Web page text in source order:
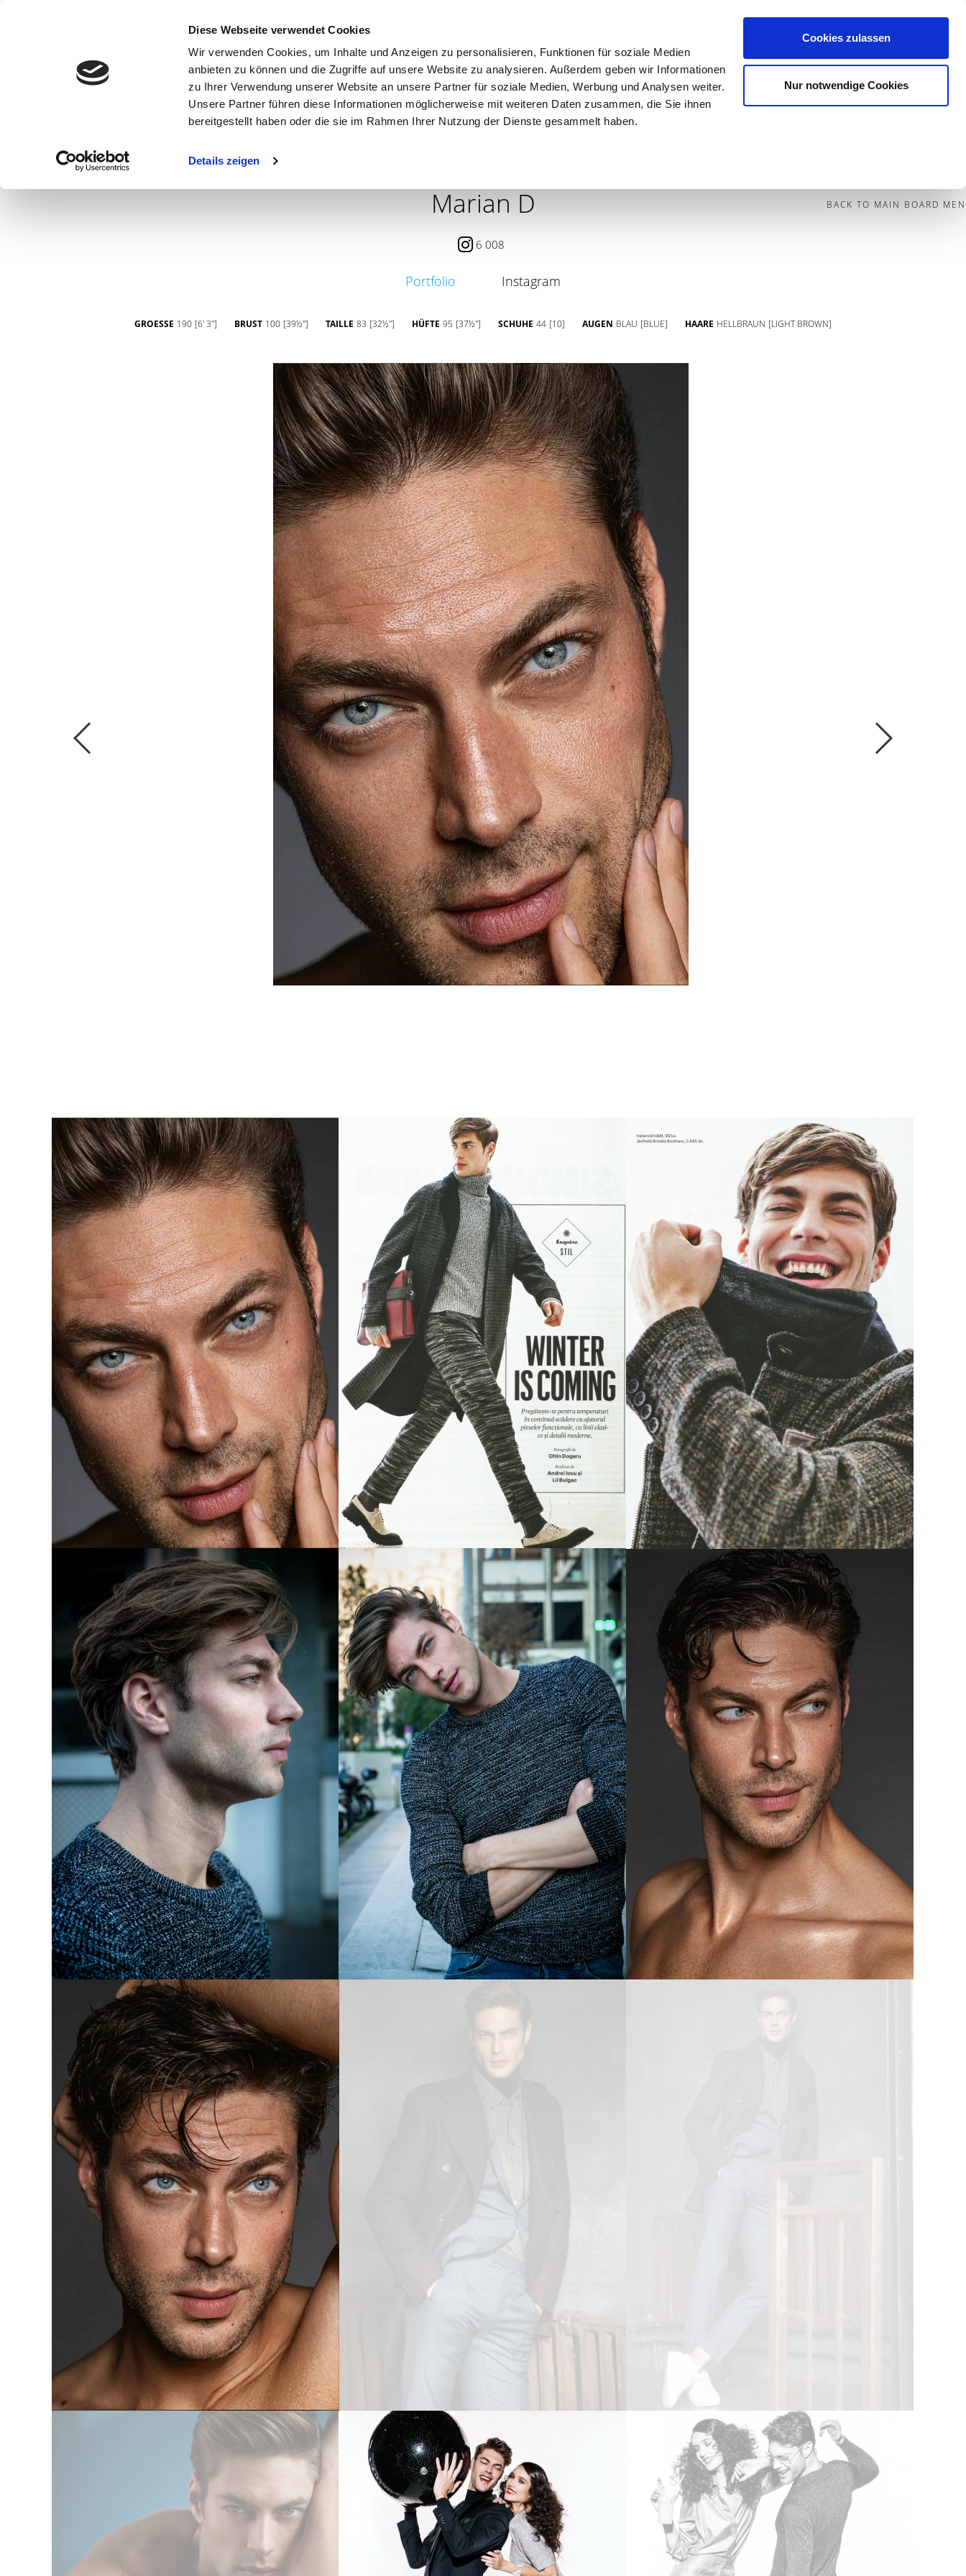
Diese Webseite verwendet Cookies
Wir verwenden Cookies, um Inhalte und Anzeigen zu personalisieren, Funktionen für soziale Medien
anbieten zu können und die Zugriffe auf unsere Website zu analysieren. Außerdem geben wir Informationen
zu Ihrer Verwendung unserer Website an unsere Partner für soziale Medien, Werbung und Analysen weiter.
Unsere Partner führen diese Informationen möglicherweise mit weiteren Daten zusammen, die Sie ihnen
bereitgestellt haben oder die sie im Rahmen Ihrer Nutzung der Dienste gesammelt haben.
Details zeigen
Cookies zulassen
Nur notwendige Cookies
Contact
Marian D BACK TO MAIN BOARD MEN
6 008
Portfolio Instagram
GROESSE 190 [6' 3''] BRUST 100 [39½''] TAILLE 83 [32½''] HÜFTE 95 [37½''] SCHUHE 44 [10] AUGEN BLAU [BLUE] HAARE HELLBRAUN [LIGHT BROWN]